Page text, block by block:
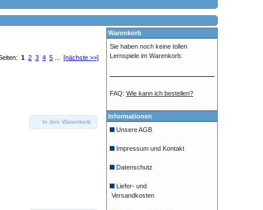
1 2 3 4 5 [nächste >>]
In den Warenkorb
Warenkorb
Sie haben noch keine tollen
Lernspiele im Warenkorb.
FAQ: Wie kann ich bestellen?
Informationen
Unsere AGB
Impressum und Kontakt
Datenschutz
Liefer- und
Versandkosten